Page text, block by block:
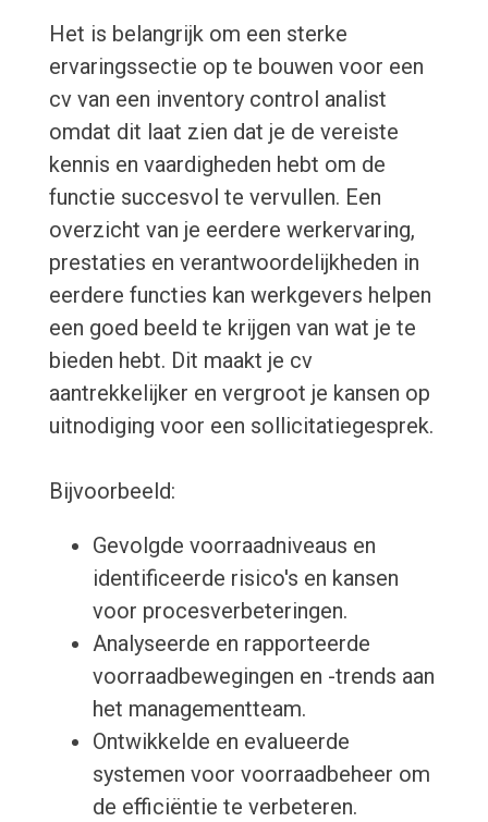
Het is belangrijk om een sterke
ervaringssectie op te bouwen voor een
cv van een inventory control analist
omdat dit laat zien dat je de vereiste
kennis en vaardigheden hebt om de
functie succesvol te vervullen. Een
overzicht van je eerdere werkervaring,
prestaties en verantwoordelijkheden in
eerdere functies kan werkgevers helpen
een goed beeld te krijgen van wat je te
bieden hebt. Dit maakt je cv
aantrekkelijker en vergroot je kansen op
uitnodiging voor een sollicitatiegesprek.
Bijvoorbeeld:
Gevolgde voorraadniveaus en
identificeerde risico's en kansen
voor procesverbeteringen.
Analyseerde en rapporteerde
voorraadbewegingen en -trends aan
het managementteam.
Ontwikkelde en evalueerde
systemen voor voorraadbeheer om
de efficiëntie te verbeteren.